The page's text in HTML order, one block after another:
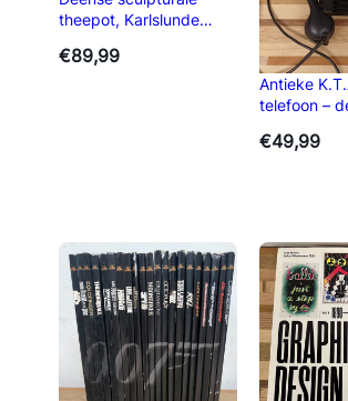
theepot, Karlslunde
€89,99
Antieke
telefoon –
€49,99